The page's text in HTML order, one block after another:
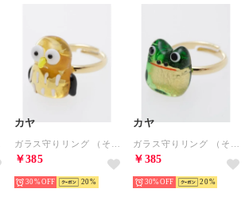
カヤ
￥385
30% 20
カヤ
￥385
30% 20